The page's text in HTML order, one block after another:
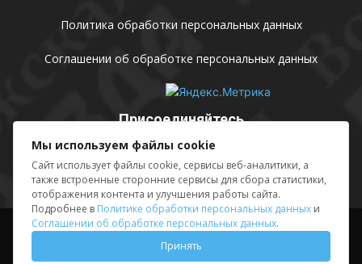
Политика обработки персональных данных
Соглашении об обработке персональных данных
Присоединяйтесь
Выходные данные Sing in
© АМУ «Редакция газеты «Волжская правда», 2012-2026
Мы используем файлы cookie
Сайт использует файлы cookie, сервисы веб-аналитики, а
также встроенные сторонние сервисы для сбора статистики,
отображения контента и улучшения работы сайта.
Подробнее в Политике обработки персональных данных и
Соглашении об обработке персональных данных.
Принять